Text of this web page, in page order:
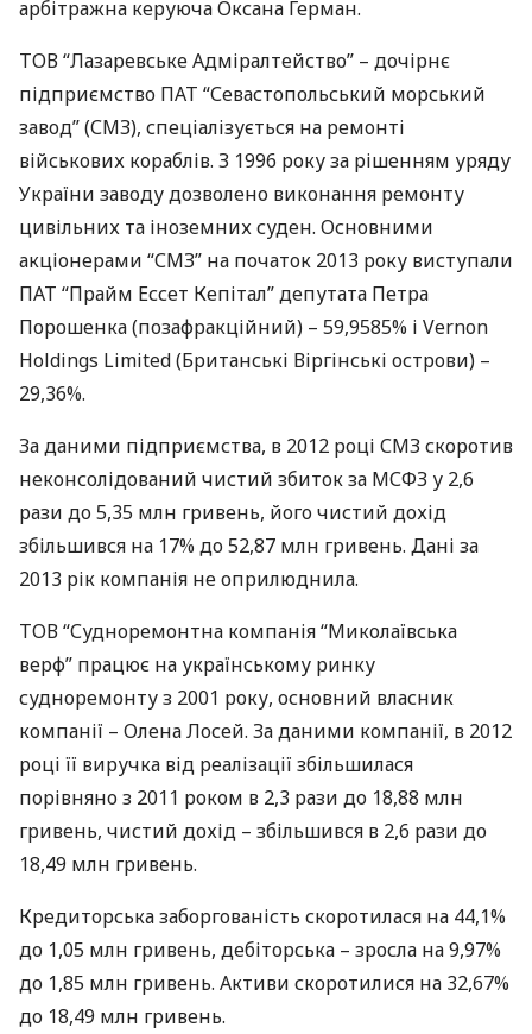
арбітражна керуюча Оксана Герман.
ТОВ“Лазаревське Адміралтейство” – дочірнє
підприємство ПАТ “Севастопольський морський
завод” (СМЗ), спеціалізується на ремонті
військових кораблів. З 1996 року за рішенням уряду
України заводу дозволено виконання ремонту
цивільних та іноземних суден. Основними
акціонерами “СМЗ” на початок 2013 року виступали
ПАТ “Прайм Ессет Кепітал” депутата Петра
Порошенка (позафракційний) – 59,9585% і Vernon
Holdings Limited (Британські Віргінські острови) –
29,36%.
За даними підприємства, в 2012 році СМЗскоротив
неконсолідований чистий збиток за МСФЗ у 2,6
рази до 5,35 млн гривень, його чистий дохід
збільшився на 17% до 52,87 млн гривень. Дані за
2013 рік компанія не оприлюднила.
ТОВ“Судноремонтна компанія “Миколаївська
верф” працює на українському ринку
судноремонту з 2001 року, основний власник
компанії – Олена Лосей. За даними компанії, в 2012
році її виручка від реалізації збільшилася
порівняно з 2011 роком в 2,3 рази до 18,88 млн
гривень, чистий дохід – збільшився в 2,6 рази до
18,49 млн гривень.
Кредиторська заборгованість скоротилася на 44,1%
до 1,05 млн гривень, дебіторська – зросла на 9,97%
до 1,85 млн гривень. Активи скоротилися на 32,67%
до 18,49 млн гривень.